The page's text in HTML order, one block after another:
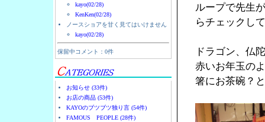
kayo(02/28)
KenKen(02/28)
ノースショアを甘く見てはいけません
kayo(02/28)
保留中コメント：0件
お知らせ (33件)
お店の商品 (53件)
KAYOのブツブツ独り言 (54件)
FAMOUS PEOPLE (28件)
ループで先生
らチェックし
ドラゴン、仏
赤いお年玉の
箸にお茶碗？